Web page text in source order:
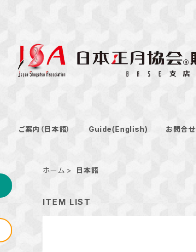
ご案内（日本語） Guide(English) お問合せ
ホーム 日本語
ITEM LIST